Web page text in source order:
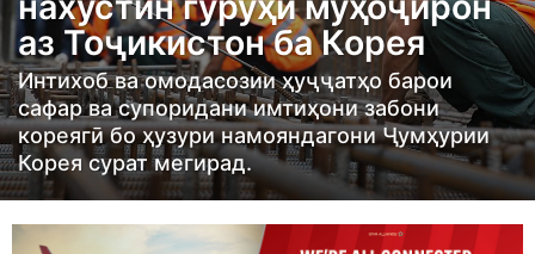
s
a
g
o
2
y
e
a
аз Тоҷикистон ба Корея
Интихоб ва омодасозии ҳуҷҷатҳо барои
сафар ва супоридани имтиҳони забони
кореягӣ бо ҳузури намояндагони Ҷумҳурии
Корея сурат мегирад.